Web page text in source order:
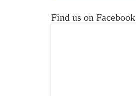
Find us on Facebook